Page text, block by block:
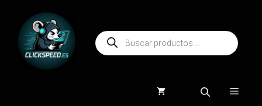
contenido
Búsqueda
de
productos
Menú